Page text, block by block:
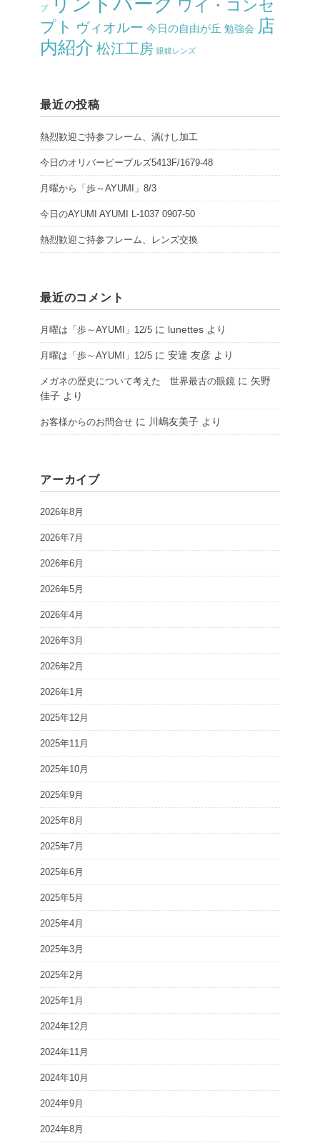
プ
ワイ・コンセ
プト ヴィオルー 今日の自由が丘 勉強会 店
内紹介 松江工房 眼鏡レンズ
最近の投稿
熱烈歓迎ご持参フレーム、渦けし加工
今日のオリバーピープルズ5413F/1679-48
月曜から「歩～AYUMI」8/3
今日のAYUMI AYUMI L-1037 0907-50
熱烈歓迎ご持参フレーム、レンズ交換
最近のコメント
月曜は「歩～AYUMI」12/5 に lunettes より
月曜は「歩～AYUMI」12/5 に 安達 友彦 より
メガネの歴史について考えた 世界最古の眼鏡 に 矢野
佳子 より
お客様からのお問合せ に 川嶋友美子 より
アーカイブ
2026年8月
2026年7月
2026年6月
2026年5月
2026年4月
2026年3月
2026年2月
2026年1月
2025年12月
2025年11月
2025年10月
2025年9月
2025年8月
2025年7月
2025年6月
2025年5月
2025年4月
2025年3月
2025年2月
2025年1月
2024年12月
2024年11月
2024年10月
2024年9月
2024年8月